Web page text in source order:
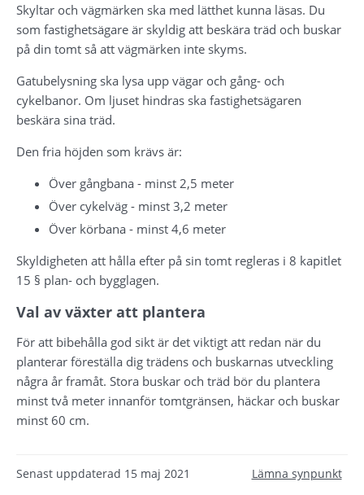
Skyltar och vägmärken ska med lätthet kunna läsas. Du
som fastighetsägare är skyldig att beskära träd och buskar
på din tomt så att vägmärken inte skyms.
Gatubelysning ska lysa upp vägar och gång- och
cykelbanor. Om ljuset hindras ska fastighetsägaren
beskära sina träd.
Den fria höjden som krävs är:
Över gångbana - minst 2,5 meter
Över cykelväg - minst 3,2 meter
Över körbana - minst 4,6 meter
Skyldigheten att hålla efter på sin tomt regleras i 8 kapitlet
15 § plan- och bygglagen.
Val av växter att plantera
För att bibehålla god sikt är det viktigt att redan när du
planterar föreställa dig trädens och buskarnas utveckling
några år framåt. Stora buskar och träd bör du plantera
minst två meter innanför tomtgränsen, häckar och buskar
minst 60 cm.
Senast uppdaterad 15 maj 2021 Lämna synpunkt